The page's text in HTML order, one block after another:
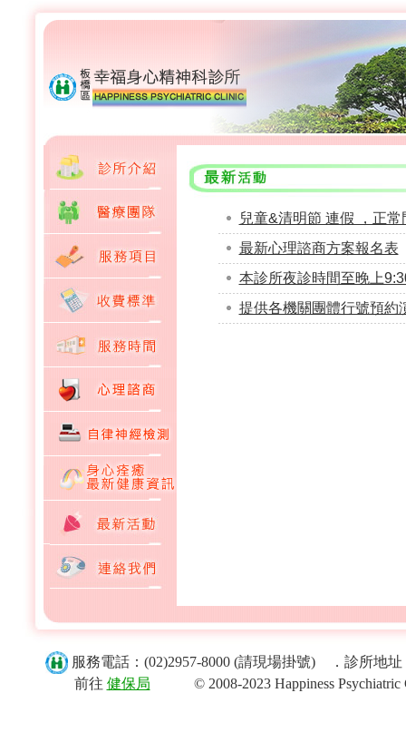
兒童&清明節 連假 ，正常
最新心理諮商方案報名表
本診所夜診時間至晚上
提供各機關團體行號預約
服務電話：(02)2957-8000 (請現場掛號) ．診所地
前往 健保局 © 2008-2023 Happiness Psychiatric